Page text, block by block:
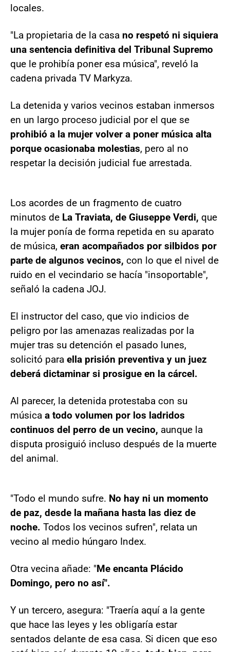
locales.
"La propietaria de la casa no respetó ni siquiera
una sentencia definitiva del Tribunal Supremo
que le prohibía poner esa música", reveló la
cadena privada TV Markyza.
La detenida y varios vecinos estaban inmersos
en un largo proceso judicial por el que se
prohibió a la mujer volver a poner música alta
porque ocasionaba molestias, pero al no
respetar la decisión judicial fue arrestada.
Los acordes de un fragmento de cuatro
minutos de La Traviata, de Giuseppe Verdi, que
la mujer ponía de forma repetida en su aparato
de música, eran acompañados por silbidos por
parte de algunos vecinos, con lo que el nivel de
ruido en el vecindario se hacía "insoportable",
señaló la cadena JOJ.
El instructor del caso, que vio indicios de
peligro por las amenazas realizadas por la
mujer tras su detención el pasado lunes,
solicitó para ella prisión preventiva y un juez
deberá dictaminar si prosigue en la cárcel.
Al parecer, la detenida protestaba con su
música a todo volumen por los ladridos
continuos del perro de un vecino, aunque la
disputa prosiguió incluso después de la muerte
del animal.
"Todo el mundo sufre. No hay ni un momento
de paz, desde la mañana hasta las diez de
noche. Todos los vecinos sufren", relata un
vecino al medio húngaro Index.
Otra vecina añade: "Me encanta Plácido
Domingo, pero no así".
Y un tercero, asegura: "Traería aquí a la gente
que hace las leyes y les obligaría estar
sentados delante de esa casa. Si dicen que eso